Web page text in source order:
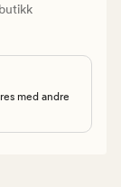
med andre